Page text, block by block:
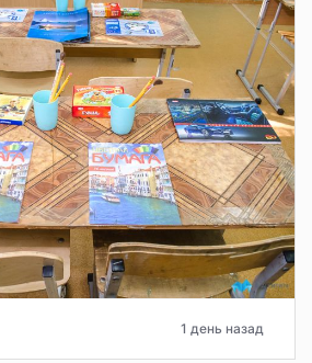
1 день назад